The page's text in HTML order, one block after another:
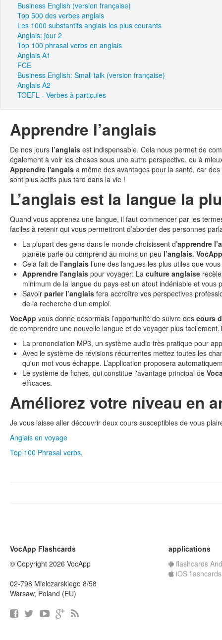
Business English (version française)
Top 500 des verbes anglais
Les 1000 substantifs anglais les plus courants
Anglais: jour 2
Top 100 phrasal verbs en anglais
Anglais A1
FCE
Business English: Small talk (version française)
Anglais A2
TOEFL - Verbes à particules
Apprendre l’anglais
De nos jours l’anglais est indispensable. Cela nous permet de
également à voir les choses sous une autre perspective, ou à
Apprendre l'angais a même des avantages pour la santé, car
sont plus actifs plus tard dans la vie !
L’anglais est la langue la
Quand vous apprenez une langue, il faut commencer par les
faciles à retenir qui vous permettront d’aborder des personnes
La plupart des gens dans le monde choisissent d’apprendre
planète parle ou comprend au moins un peu l’anglais. VocApp
Cela fait de l’anglais l’une des langues les plus utiles que
Apprendre l'anglais pour voyager: La culture anglaise
minimum de la langue du pays est un atout indéniable et vous
Savoir parler l’anglais fera accroître vos perspectives
de la recherche d’un emploi.
VocApp vous donne désormais l’opportunité de suivre des cours
de comprendre une nouvelle langue et de voyager plus
La prononciation MP3, un système audio très pratique pour
Avec le système de révisions récurrentes mettez toutes les
qu'un mot vous échappe. L’application proposera
Le système de fiches, qui constitue l'avantage principal de
efficaces.
Améliorez votre niveau en
Je vous laisse aller découvrir deux cours susceptibles de vous
Anglais en voyage
Top 100 Phrasal verbs.
VocApp Flashcards
© Copyright 2026 VocApp
02-798 Mielczarskiego 8/58
Warsaw, Poland (EU)
applications
flashcards
iOS flashcards